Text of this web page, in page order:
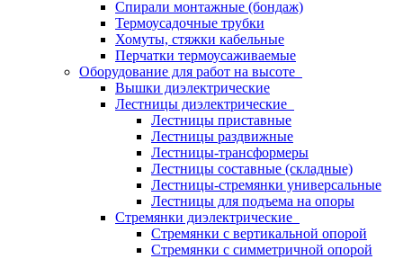
Спирали монтажные (бондаж)
Термоусадочные трубки
Хомуты, стяжки кабельные
Перчатки термоусаживаемые
Оборудование для работ на высоте
Вышки диэлектрические
Лестницы диэлектрические
Лестницы приставные
Лестницы раздвижные
Лестницы-трансформеры
Лестницы составные (складные)
Лестницы-стремянки универсальные
Лестницы для подъема на опоры
Стремянки диэлектрические
Стремянки с вертикальной опорой
Стремянки с симметричной опорой